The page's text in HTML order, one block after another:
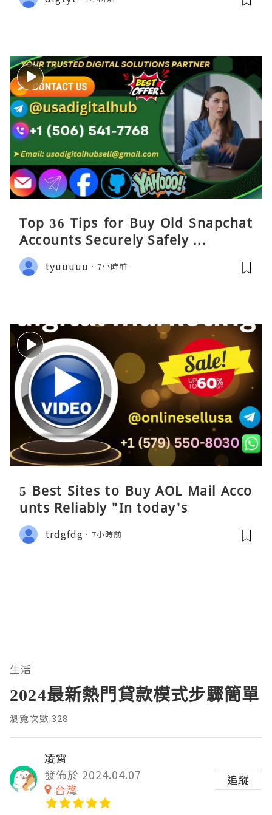
Top 36 Tips for Buy Old Snapchat
Accounts Securely Safely ...
tyuuuuu 7小時前
5 Best Sites to Buy AOL Mail Acco
unts Reliably "In today's
trdgfdg 7小時前
生活
2024最新熱門貸款模式步驟簡單
瀏覽次數:328
凌霄
發佈於 2024.04.07
台灣
追蹤